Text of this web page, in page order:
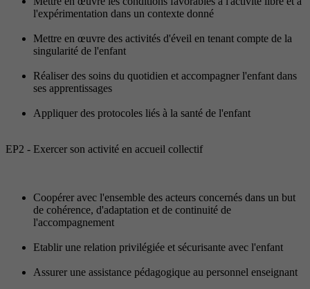
l'expérimentation dans un contexte donné
Mettre en œuvre des activités d'éveil en tenant compte de la
singularité de l'enfant
Réaliser des soins du quotidien et accompagner l'enfant dans
ses apprentissages
Appliquer des protocoles liés à la santé de l'enfant
EP2 - Exercer son activité en accueil collectif
Coopérer avec l'ensemble des acteurs concernés dans un but
de cohérence, d'adaptation et de continuité de
l'accompagnement
Etablir une relation privilégiée et sécurisante avec l'enfant
Assurer une assistance pédagogique au personnel enseignant